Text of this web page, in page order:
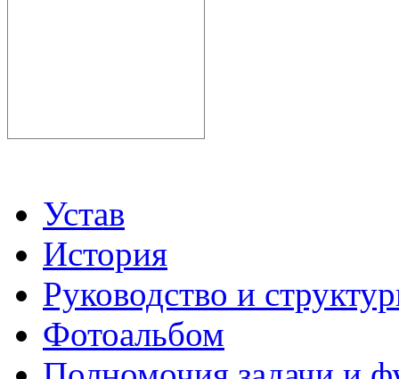
Устав
История
Руководство и
Фотоальбом